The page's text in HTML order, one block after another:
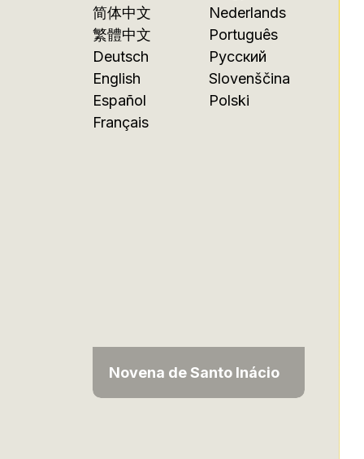
简体中文
繁體中文
Deutsch
English
Español
Français
Nederlands
Português
Русский
Slovenščina
Polski
Novena de Santo Inácio